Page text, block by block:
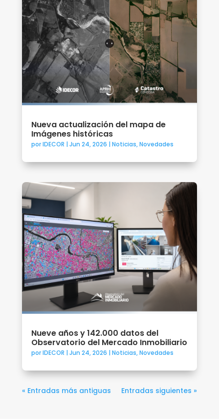
Nueva actualización del mapa de
Imágenes históricas
porIDECOR | Jun 24, 2026 | Noticias,Novedades
Nueve años y 142.000 datos del
Observatorio del Mercado Inmobiliario
porIDECOR | Jun 24, 2026 | Noticias,Novedades
« Entradas más antiguas Entradas siguientes »